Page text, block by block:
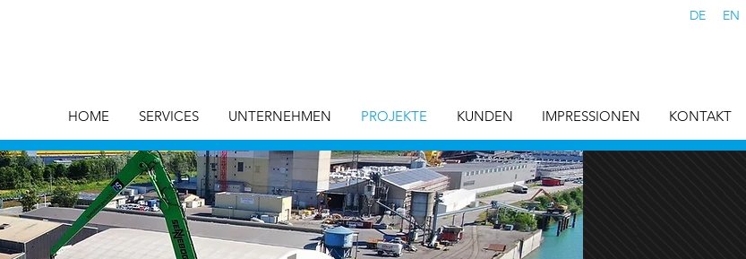
EN
DE
HOME SERVICES UNTERNEHMEN PROJEKTE KUNDEN IMPRESSIONEN KONTAKT